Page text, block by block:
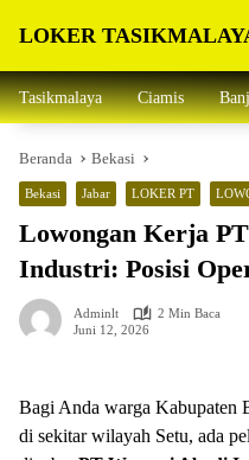
LOKER
Lowongan
Kerja
dan
Sekitarna
Tasikmalaya Ciamis
Beranda Bekasi
Bekasi Jabar LOKER PT
Lowongan Kerja
Industri: Posisi
Adminlt
2 Min Baca
Juni 12, 2026
Bagi Anda warga Kabupaten
di sekitar wilayah Setu, ada